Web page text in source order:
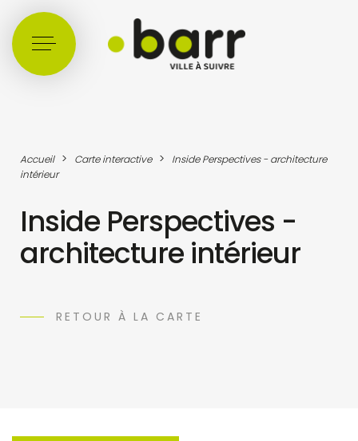
Accueil > Carte interactive >
Inside Perspectives - architecture
intérieur
Inside Perspectives -
architecture intérieur
RETOUR À LA CARTE